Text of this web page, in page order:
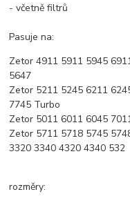
- včetně filtrů
Pasuje na:
Zetor 4911 5911 5945
5647
Zetor 5211 5245 6211
7745 Turbo
Zetor 5011 6011 6045
Zetor 5711 5718 5745
3320 3340 4320 4340 532
rozměry: